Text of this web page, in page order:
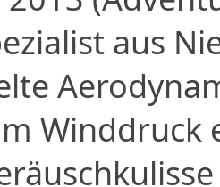
aus
Winddruck